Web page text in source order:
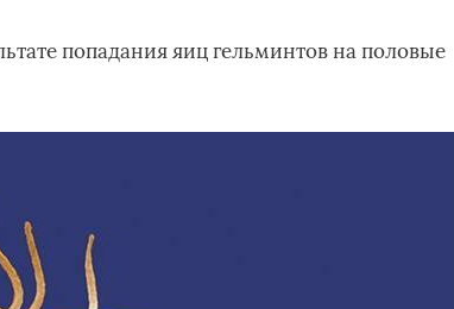
попадания яиц гельминтов на половые